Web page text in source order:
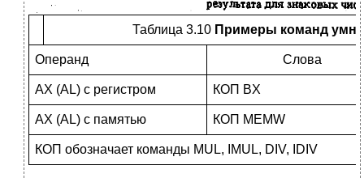
Таблица 3.10 Примеры команд
Операнд Слова
AX (AL) с регистром КОП BX
AX (AL) с памятью КОП MEMW
КОП обозначает команды MUL, IMUL, DIV, IDIV